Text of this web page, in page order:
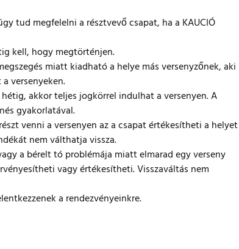
tud megfelelni a résztvevő csapat, ha a KAUCIÓ
kell, hogy megtörténjen.
miatt kiadható a helye más versenyzőnek, aki
versenyeken.
akkor teljes jogkörrel indulhat a versenyen. A
gyakorlatával.
venni a versenyen az a csapat értékesítheti a helyet
nem válthatja vissza.
a bérelt tó problémája miatt elmarad egy verseny
vagy értékesítheti. Visszaváltás nem
a rendezvényeinkre.